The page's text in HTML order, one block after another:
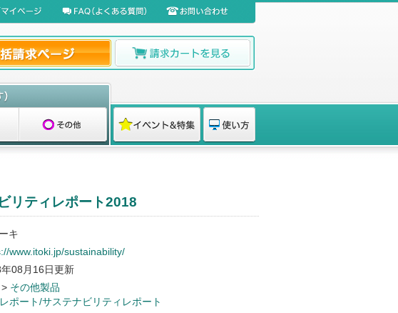
リティレポート2018
キ
www.itoki.jp/sustainability/
08月16日更新
その他製品
ポート/サステナビリティレポート